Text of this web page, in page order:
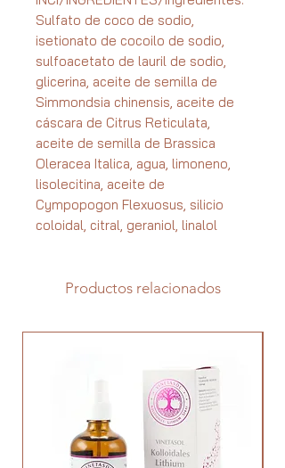
Sulfato de coco de sodio,
isetionato de cocoilo de sodio,
sulfoacetato de lauril de sodio,
glicerina, aceite de semilla de
Simmondsia chinensis, aceite de
cáscara de Citrus Reticulata,
aceite de semilla de Brassica
Oleracea Italica, agua, limoneno,
lisolecitina, aceite de
Cympopogon Flexuosus, silicio
coloidal, citral, geraniol, linalol
Productos relacionados